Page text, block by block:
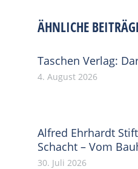
ÄHNLICHE
Taschen Verlag:
4. August 2026
Alfred Ehrhardt
Schacht – Vom
30. Juli 2026